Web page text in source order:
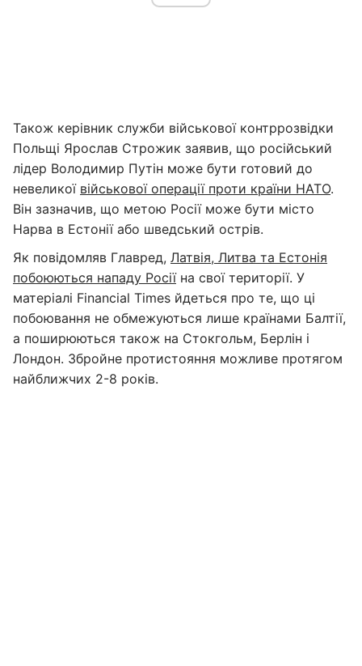
Також керівник служби військової контррозвідки
Польщі Ярослав Строжик заявив, що російський
лідер Володимир Путін може бути готовий до
невеликої військової операції проти країни НАТО.
Він зазначив, що метою Росії може бути місто
Нарва в Естонії або шведський острів.
Як повідомляв Главред, Латвія, Литва та Естонія
побоюються нападу Росіїна свої території. У
матеріалі Financial Times йдеться про те, що ці
побоювання не обмежуються лише країнами Балтії,
а поширюються також на Стокгольм, Берлін і
Лондон. Збройне протистояння можливе протягом
найближчих 2-8 років.